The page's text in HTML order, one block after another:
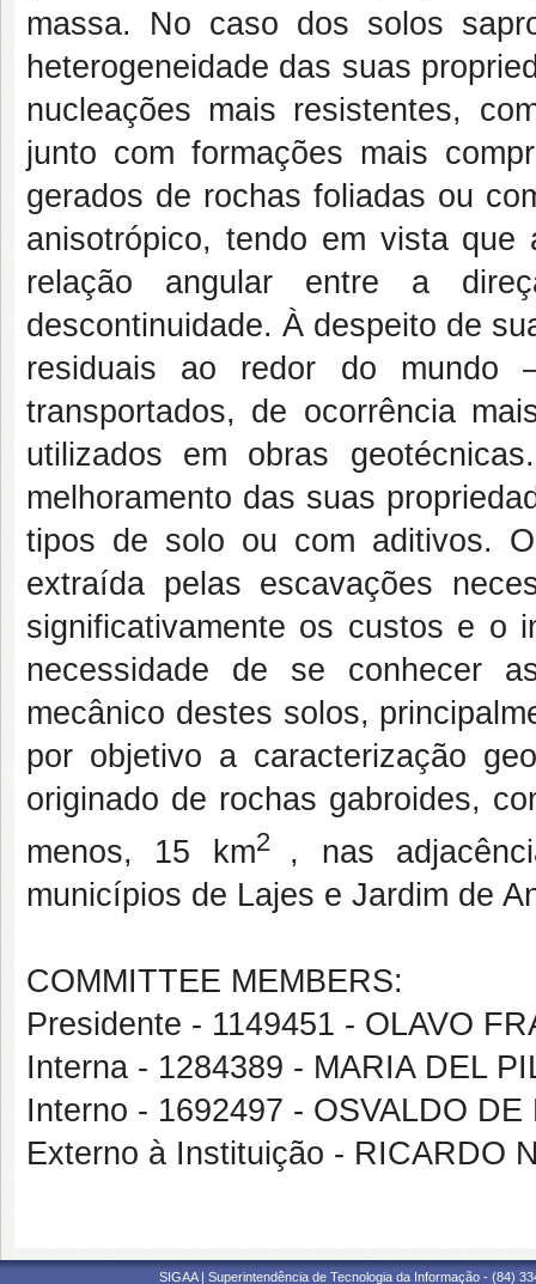
massa. No caso dos solos
heterogeneidade das suas
nucleações mais resistentes,
junto com formações mais
gerados de rochas foliadas ou
anisotrópico, tendo em vista
relação angular entre a
descontinuidade. À despeito de
residuais ao redor do mundo
transportados, de ocorrência
utilizados em obras
melhoramento das suas
tipos de solo ou com aditivos.
extraída pelas escavações
significativamente os custos e o
necessidade de se conhecer
mecânico destes solos,
por objetivo a caracterização
originado de rochas gabroides,
menos, 15 km2 , nas
municípios de Lajes e Jardim de
COMMITTEE MEMBERS:
Presidente - 1149451 - OLAVO
Interna - 1284389 - MARIA DEL
Interno - 1692497 - OSVALDO
Externo à Instituição - RICARDO
SIGAA | Superintendência de Tecnologia da Informação - (84)